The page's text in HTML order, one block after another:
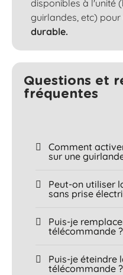
disponibles à l'unité
guirlandes, etc) pour
durable.
Questions et
fréquentes​
Comment
sur une
Peut-on utiliser
sans prise
Puis-je
télécommande ?
Puis-je éteindre
télécommande ?